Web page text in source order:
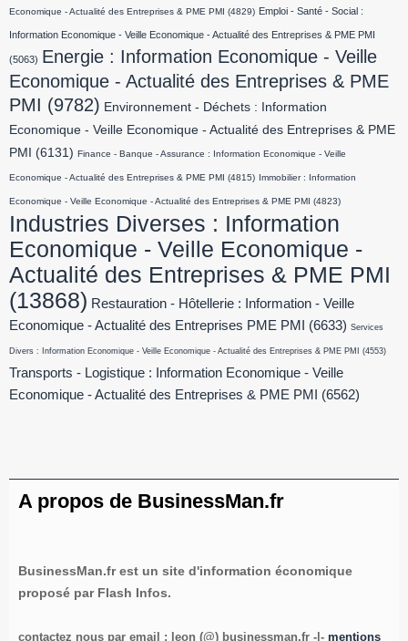
Economique - Actualité des Entreprises & PME PMI (4829) Emploi - Santé - Social :
Information Economique - Veille Economique - Actualité des Entreprises & PME PMI
(5063) Energie : Information Economique - Veille
Economique - Actualité des Entreprises & PME
PMI (9782) Environnement - Déchets : Information
Economique - Veille Economique - Actualité des Entreprises & PME
PMI
(6131) Finance - Banque - Assurance : Information Economique - Veille
Economique - Actualité des Entreprises & PME PMI (4815) Immobilier : Information
Economique - Veille Economique - Actualité des Entreprises & PME PMI (4823)
Industries Diverses : Information
Economique - Veille Economique -
Actualité des Entreprises & PME PMI
(13868) Restauration - Hôtellerie : Information - Veille
Economique - Actualité des Entreprises PME PMI
(6633) Services
Divers : Information Economique - Veille Economique - Actualité des Entreprises & PME PMI (4553)
Transports - Logistique : Information Economique - Veille
Economique - Actualité des Entreprises & PME PMI
(6562)
A propos de BusinessMan.fr
BusinessMan.fr est un site d'information économique
proposé par Flash Infos.
contactez nous par email : leon (@) businessman.fr -|- mentions